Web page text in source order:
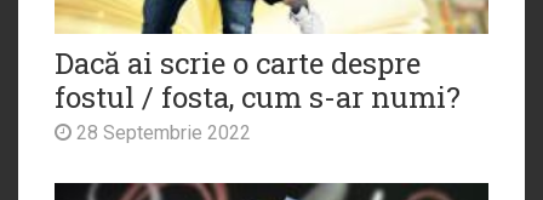
Dacă ai scrie o carte despre
fostul / fosta, cum s-ar numi?
28 Septembrie 2022